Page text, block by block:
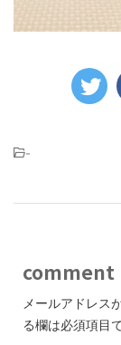
-
comment
メールアドレス
る欄は必須項目